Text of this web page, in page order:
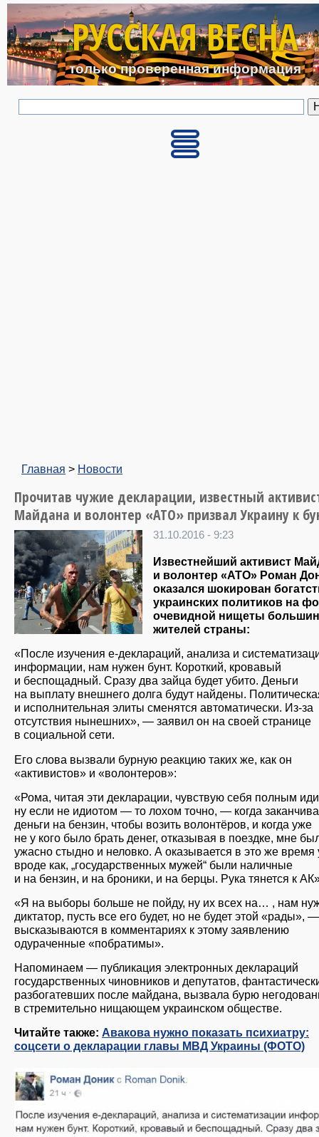
Перейти к основному
РУССКАЯ ВЕСНА
только проверенная информация
Главная > Новости
Прочитав чужие декларации, известный
Майдана и волонтер «АТО» призвал Украину к
31.10.2016 - 9:23
Известнейший активист
и волонтер «АТО» Роман
оказался шокирован
украинских политиков на
очевидной нищеты
жителей страны:
«После изучения е-деклараций, анализа и
информации, нам нужен бунт. Короткий, кровавый
и беспощадный. Сразу два зайца будет убито. Деньги
на выплату внешнего долга будут найдены.
и исполнительная элиты сменятся автоматически. Из-за
отсутствия нынешних», — заявил он на своей странице
в социальной сети.
Его слова вызвали бурную реакцию таких же, как он
«активистов» и «волонтеров»:
«Рома, читая эти декларации, чувствую себя полным
ну если не идиотом — то лохом точно, — когда
деньги на бензин, чтобы возить волонтёров, и когда уже
не у кого было брать денег, отказывая в поездке, мне
ужасно стыдно и неловко. А оказывается в это же время
вроде как, „государственных мужей“ были наличные
и на бензин, и на броники, и на берцы. Рука тянется к
«Я на выборы больше не пойду, ну их всех на… , нам
диктатор, пусть все его будет, но не будет этой «рады», —
высказываются в комментариях к этому заявлению
одураченные «побратимы».
Напоминаем — публикация электронных деклараций
государственных чиновников и депутатов,
разбогатевших после майдана, вызвала бурю
в стремительно нищающем украинском обществе.
Читайте также: Авакова нужно показать психиатру:
соцсети о декларации главы МВД Украины (ФОТО)